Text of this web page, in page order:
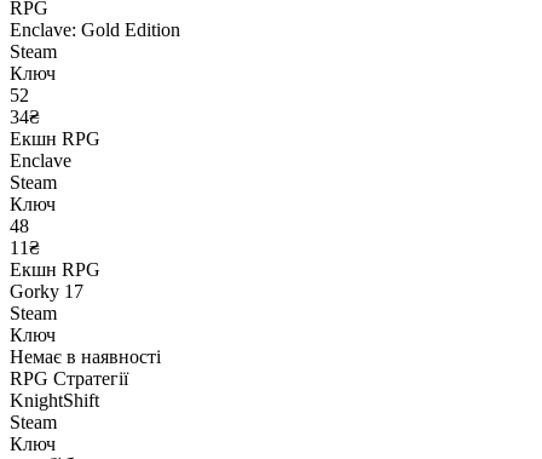
RPG
Enclave: Gold Edition
Steam
Ключ
52
34₴
Екшн RPG
Enclave
Steam
Ключ
48
11₴
Екшн RPG
Gorky 17
Steam
Ключ
Немає в наявності
RPG Стратегії
KnightShift
Steam
Ключ